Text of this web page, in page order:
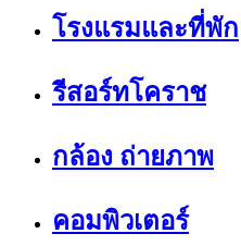
โรงแรมและที่พัก
รีสอร์ทโคราช
กล้อง ถ่ายภาพ
คอมพิวเตอร์